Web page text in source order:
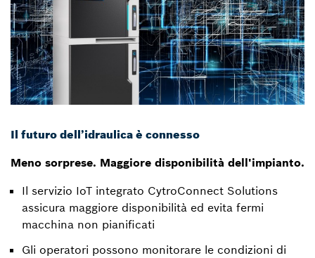
Il futuro dell’idraulica è connesso
Meno sorprese. Maggiore disponibilità dell'impianto.
Il servizio IoT integrato CytroConnect Solutions
assicura maggiore disponibilità ed evita fermi
macchina non pianificati
Gli operatori possono monitorare le condizioni di